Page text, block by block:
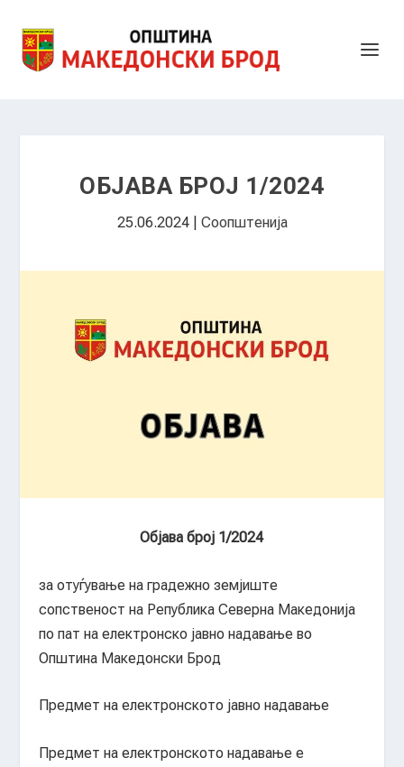
ОБЈАВА БРОЈ 1/2024
25.06.2024| Соопштенија
Објава број 1/2024
за отуѓување на градежно земјиште
сопственост на Република Северна Македонија
по пат на електронско јавно надавање во
Општина Македонски Брод
Предмет на електронското јавно надавање
Предмет на електронското надавање е